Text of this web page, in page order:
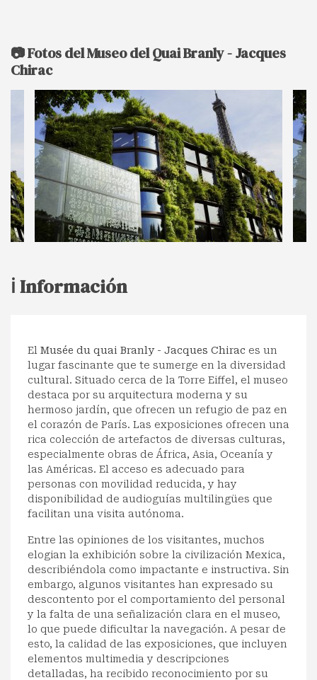
📷 Fotos del Museo del Quai Branly - Jacques
Chirac
ℹ️ Información
El Musée du quai Branly - Jacques Chirac es un
lugar fascinante que te sumerge en la diversidad
cultural. Situado cerca de la Torre Eiffel, el museo
destaca por su arquitectura moderna y su
hermoso jardín, que ofrecen un refugio de paz en
el corazón de París. Las exposiciones ofrecen una
rica colección de artefactos de diversas culturas,
especialmente obras de África, Asia, Oceanía y
las Américas. El acceso es adecuado para
personas con movilidad reducida, y hay
disponibilidad de audioguías multilingües que
facilitan una visita autónoma.
Entre las opiniones de los visitantes, muchos
elogian la exhibición sobre la civilización Mexica,
describiéndola como impactante e instructiva. Sin
embargo, algunos visitantes han expresado su
descontento por el comportamiento del personal
y la falta de una señalización clara en el museo,
lo que puede dificultar la navegación. A pesar de
esto, la calidad de las exposiciones, que incluyen
elementos multimedia y descripciones
detalladas, ha recibido reconocimiento por su